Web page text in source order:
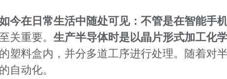
今在日常生活中随处可见：不管是在智能手
关重要。 生产半导体时是以晶片形式加工化学
塑料盒内，并分多道工序进行处理。随着对
自动化。